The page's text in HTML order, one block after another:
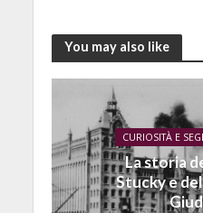
You may also like
CURIOSITÀ E
La storia
Stucky e